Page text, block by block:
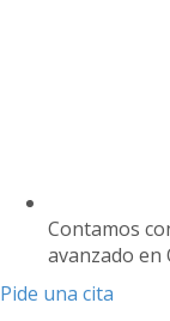
Contamos
avanzado en
Pide una cita